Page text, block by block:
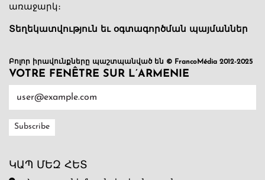
առաջարկ։
Տեղեկատվություն եւ օգտագործման պայմաններ
Բոլոր իրավունքները պաշտպանված են © FrancoMédia 2012-2025
VOTRE FENÊTRE SUR L’ARMENIE
ԿԱՊ ՄԵԶ ՀԵՏ